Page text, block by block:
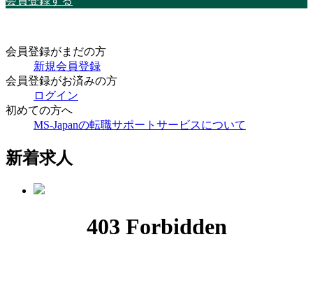
会員登録がまだの方
新規会員登録
会員登録がお済みの方
ログイン
初めての方へ
MS-Japanの転職サポートサービスについて
新着求人